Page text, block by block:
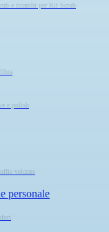
e ricambi per Kit Scrub
e polish
velcrate
personale